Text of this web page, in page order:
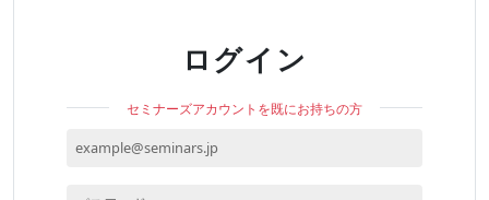
ログイン
セミナーズアカウントを既にお持ちの方